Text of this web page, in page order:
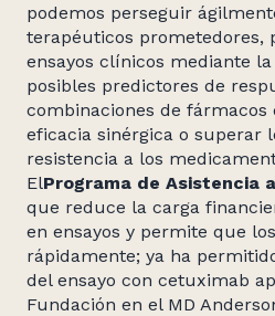
podemos perseguir
terapéuticos prometedores,
ensayos clínicos mediante
posibles predictores de
combinaciones de
eficacia sinérgica o superar
resistencia a los
ElPrograma de Asistencia
que reduce la carga
en ensayos y permite que
rápidamente; ya ha
del ensayo con cetuximab
Fundación en el MD